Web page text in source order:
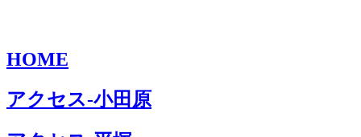
HOME
アクセス-小田原